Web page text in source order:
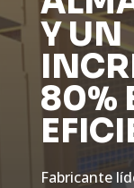
Y UN
80%
Fabricante